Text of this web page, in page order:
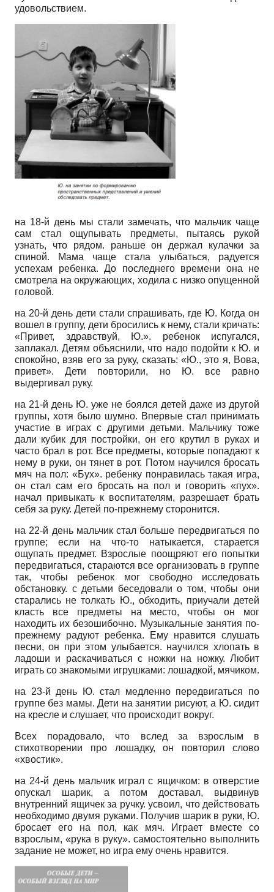
удовольствием.
на 18-й день мы стали замечать, что мальчик чаще
сам стал ощупывать предметы, пытаясь рукой
узнать, что рядом. раньше он держал кулачки за
спиной. Мама чаще стала улыбаться, радуется
успехам ребенка. До последнего времени она не
смотрела на окружающих, ходила с низко опущенной
головой.
на 20-й день дети стали спрашивать, где Ю. Когда он
вошел в группу, дети бросились к нему, стали кричать:
«Привет, здравствуй, Ю.». ребенок испугался,
заплакал. Детям объяснили, что надо подойти к Ю. и
спокойно, взяв его за руку, сказать: «Ю., это я, Вова,
привет». Дети повторили, но Ю. все равно
выдергивал руку.
на 21-й день Ю. уже не боялся детей даже из другой
группы, хотя было шумно. Впервые стал принимать
участие в играх с другими детьми. Мальчику тоже
дали кубик для постройки, он его крутил в руках и
часто брал в рот. Все предметы, которые попадают к
нему в руки, он тянет в рот. Потом научился бросать
мяч на пол: «Бух». ребенку понравилась такая игра,
он стал сам его бросать на пол и говорить «пух».
начал привыкать к воспитателям, разрешает брать
себя за руку. Детей по-прежнему сторонится.
на 22-й день мальчик стал больше передвигаться по
группе; если на что-то натыкается, старается
ощупать предмет. Взрослые поощряют его попытки
передвигаться, стараются все организовать в группе
так, чтобы ребенок мог свободно исследовать
обстановку. с детьми беседовали о том, чтобы они
старались не толкать Ю., обходить, приучали детей
класть все предметы на место, чтобы он мог
находить их безошибочно. Музыкальные занятия по-
прежнему радуют ребенка. Ему нравится слушать
песни, он при этом улыбается. научился хлопать в
ладоши и раскачиваться с ножки на ножку. Любит
играть со знакомыми игрушками: лошадкой, мячиком.
на 23-й день Ю. стал медленно передвигаться по
группе без мамы. Дети на занятии рисуют, а Ю. сидит
на кресле и слушает, что происходит вокруг.
Всех порадовало, что вслед за взрослым в
стихотворении про лошадку, он повторил слово
«хвостик».
на 24-й день мальчик играл с ящичком: в отверстие
опускал шарик, а потом доставал, выдвинув
внутренний ящичек за ручку. усвоил, что действовать
необходимо двумя руками. Получив шарик в руки, Ю.
бросает его на пол, как мяч. Играет вместе со
взрослым, «рука в руку». самостоятельно выполнить
задание не может, но игра ему очень нравится.